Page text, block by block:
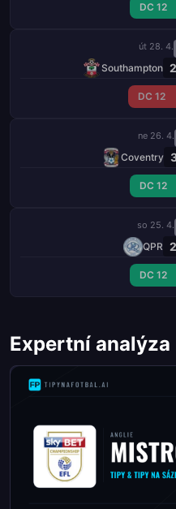
DC 12
út 28. 4.
Southampton
DC 12
ne 26. 4.
Coventry
DC 12
so 25. 4.
QPR
DC 12
Expertní